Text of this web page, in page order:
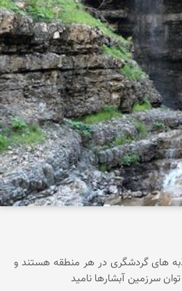
های گردشگری در هر منطقه هستند و
سرزمین آبشارها نامید